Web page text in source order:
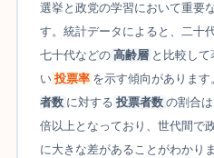
選挙と政党の学習において重要
す。統計データによると、二十
七十代などの 高齢層 と比較して
い 投票率 を示す傾向がありま
者数 に対する 投票者数 の割合
倍以上となっており、世代間で
に大きな差があることがわかり